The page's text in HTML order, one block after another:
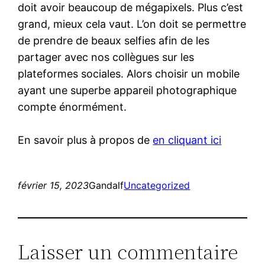
doit avoir beaucoup de mégapixels. Plus c’est
grand, mieux cela vaut. L’on doit se permettre
de prendre de beaux selfies afin de les
partager avec nos collègues sur les
plateformes sociales. Alors choisir un mobile
ayant une superbe appareil photographique
compte énormément.
En savoir plus à propos de en cliquant ici
février 15, 2023GandalfUncategorized
Laisser un commentaire